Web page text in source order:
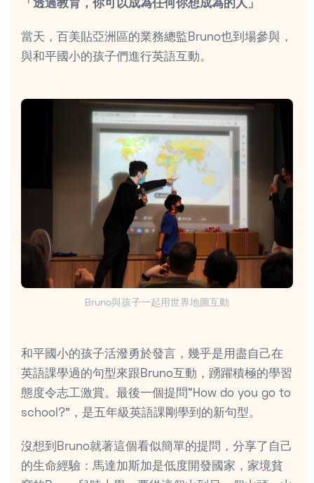
「透過教育，你可以成為任何你想成為的人」
當天，百美貼亞洲區的業務總監Bruno也到場參與，
與和平國小的孩子們進行英語互動。
Bruno與孩子一起用世界地圖互動
和平國小的孩子活潑勇於發言，幾乎是用盡自己在
英語課學過的句型來跟Bruno互動，踴躍積極的學習
態度令志工激賞。最後一個提問“How do you go to
school?”，是五年級英語課剛學到的新句型。
沒想到Bruno就著這個看似簡單的提問，分享了自己
的生命經驗：馬達加斯加是低度開發國家，家境貧